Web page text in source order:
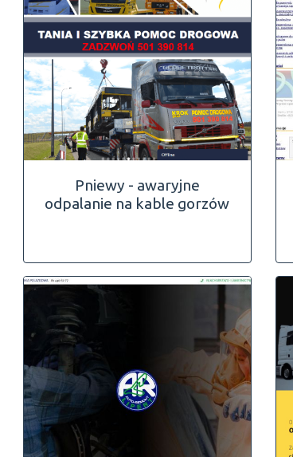
Pniewy - awaryjne
odpalanie na kable gorzów